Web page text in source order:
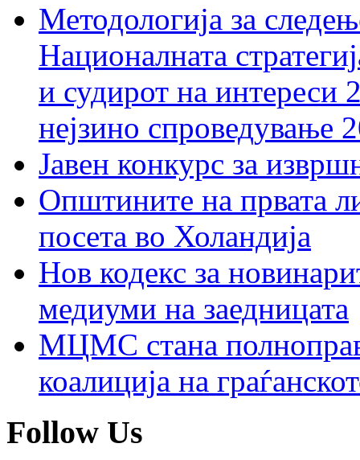
Методологија за
Националната
и судирот на интереси
нејзино спроведување
Јавен конкурс за
Општините на првата
посета во Холандија
Нов кодекс за
медиуми на заедницата
МЦМС стана
коалиција на
Follow Us